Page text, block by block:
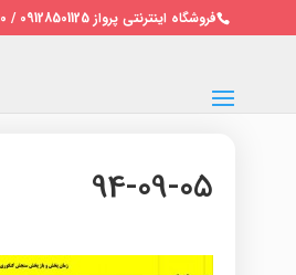
فروشگاه اینترنتی پرواز 09128501125 / 02122691010
94-09-05